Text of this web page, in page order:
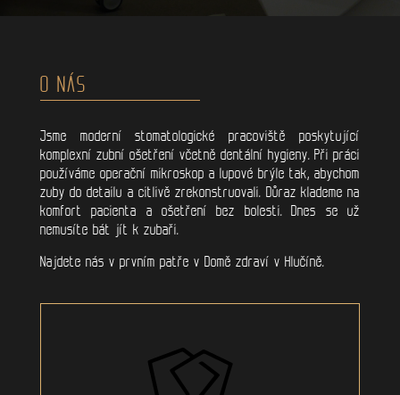
O NÁS
Jsme moderní stomatologické pracoviště poskytující
komplexní zubní ošetření včetně dentální hygieny. Při práci
používáme operační mikroskop a lupové brýle tak, abychom
zuby do detailu a citlivě zrekonstruovali. Důraz klademe na
komfort pacienta a ošetření bez bolesti. Dnes se už
nemusíte bát jít k zubaři.
Najdete nás v prvním patře v Domě zdraví v Hlučíně.